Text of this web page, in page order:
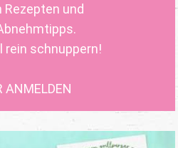
Rezepten und
rein schnuppern!
ANMELDEN